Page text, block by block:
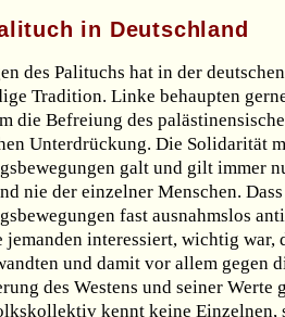
in Deutschland
des Palituchs hat in der
Tradition. Linke behaupten
die Befreiung des
Unterdrückung. Die Solidarität
galt und gilt immer
nie der einzelner Menschen.
fast ausnahmslos
jemanden interessiert, wichtig war,
und damit vor allem gegen
des Westens und seiner
kennt keine Einzelnen,